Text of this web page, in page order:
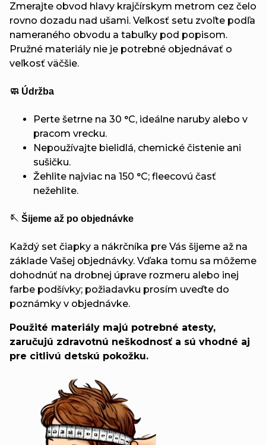
Zmerajte obvod hlavy krajčírskym metrom cez čelo
rovno dozadu nad ušami. Veľkosť setu zvoľte podľa
nameraného obvodu a tabuľky pod popisom.
Pružné materiály nie je potrebné objednávať o
veľkosť väčšie.
🧼 Údržba
Perte šetrne na 30 °C, ideálne naruby alebo v
pracom vrecku.
Nepoužívajte bielidlá, chemické čistenie ani
sušičku.
Žehlite najviac na 150 °C; fleecovú časť
nežehlite.
🪡 Šijeme až po objednávke
Každý set čiapky a nákrčníka pre Vás šijeme až na
základe Vašej objednávky. Vďaka tomu sa môžeme
dohodnúť na drobnej úprave rozmeru alebo inej
farbe podšívky; požiadavku prosím uveďte do
poznámky v objednávke.
Použité materiály majú potrebné atesty,
zaručujú zdravotnú neškodnosť a sú vhodné aj
pre citlivú detskú pokožku.